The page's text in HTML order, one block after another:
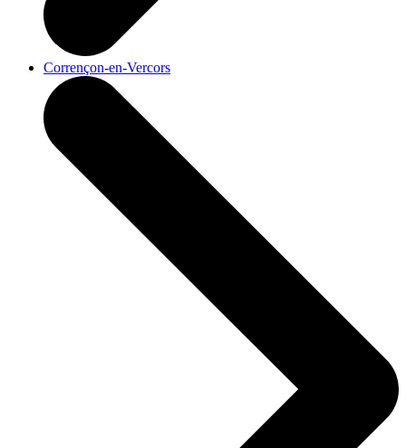
Corrençon-en-Vercors